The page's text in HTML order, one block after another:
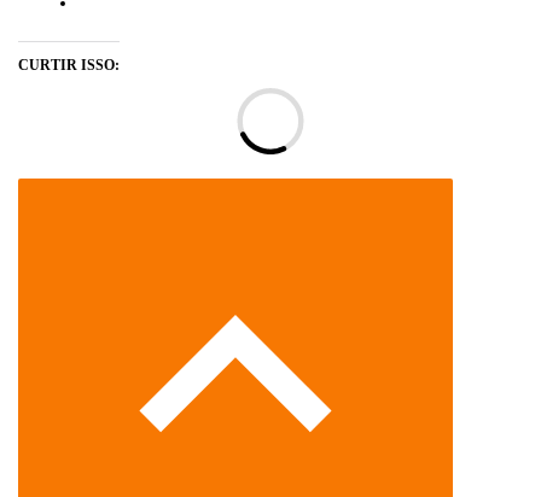
CURTIR ISSO: